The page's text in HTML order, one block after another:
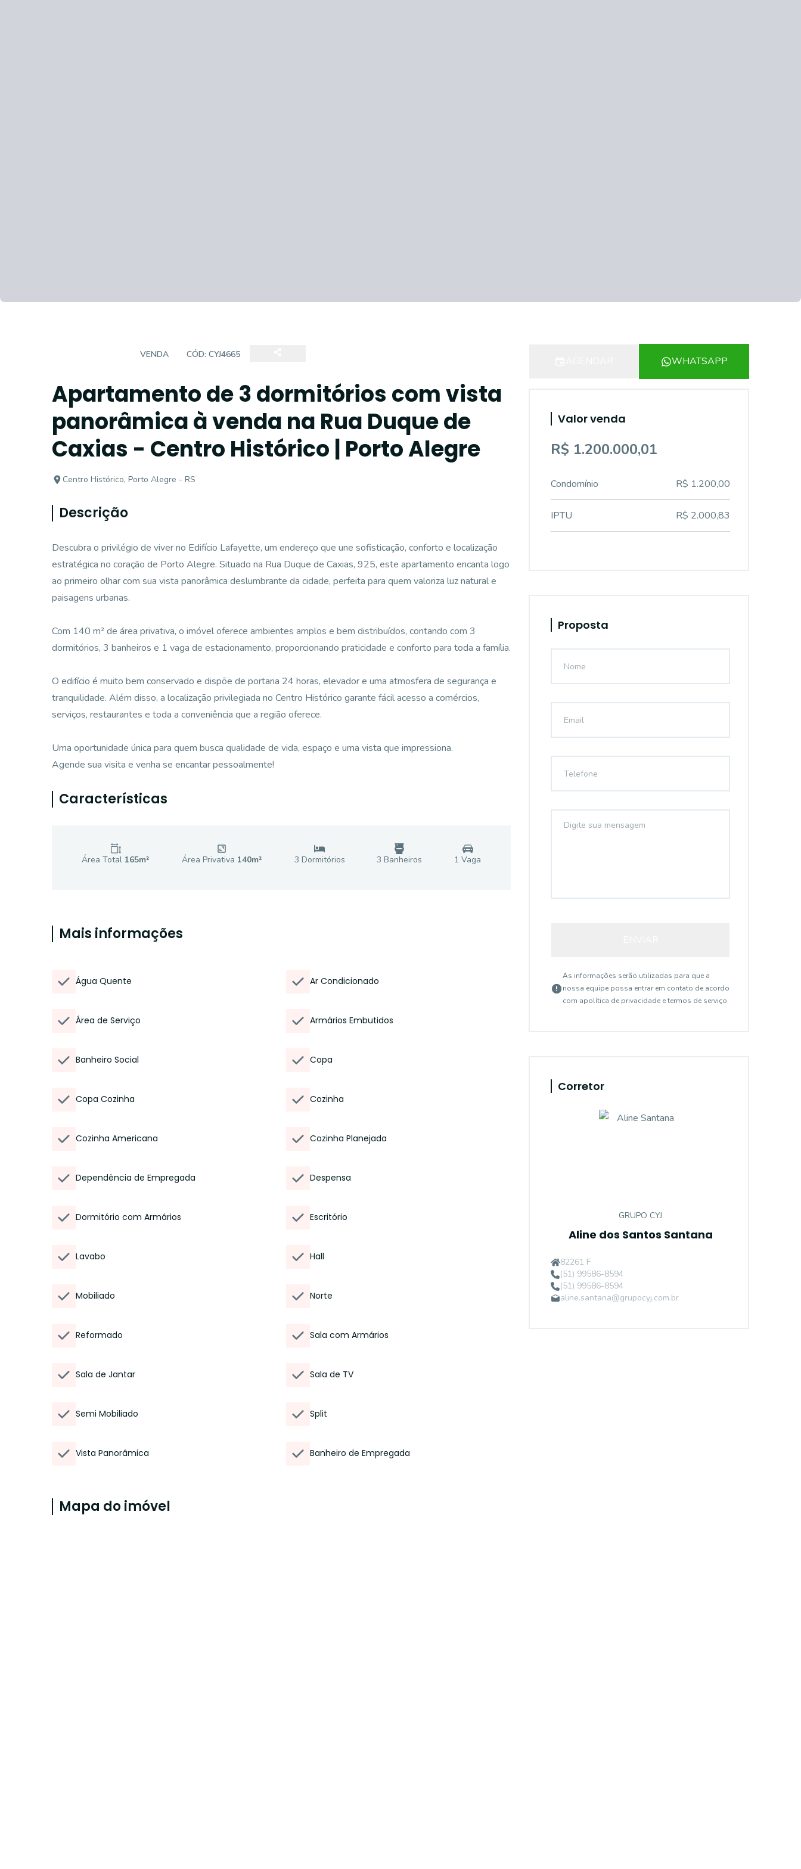
VENDA CÓD: CYJ4665
Apartamento de 3 dormitórios com vista
panorâmica à venda na Rua Duque de
Caxias - Centro Histórico | Porto Alegre
Centro Histórico, Porto Alegre - RS
Descrição
Descubra o privilégio de viver no Edifício Lafayette, um endereço que une sofisticação, conforto e localização
estratégica no coração de Porto Alegre. Situado na Rua Duque de Caxias, 925, este apartamento encanta logo
ao primeiro olhar com sua vista panorâmica deslumbrante da cidade, perfeita para quem valoriza luz natural e
paisagens urbanas.
Com 140 m² de área privativa, o imóvel oferece ambientes amplos e bem distribuídos, contando com 3
dormitórios, 3 banheiros e 1 vaga de estacionamento, proporcionando praticidade e conforto para toda a família.
O edifício é muito bem conservado e dispõe de portaria 24 horas, elevador e uma atmosfera de segurança e
tranquilidade. Além disso, a localização privilegiada no Centro Histórico garante fácil acesso a comércios,
serviços, restaurantes e toda a conveniência que a região oferece.
Uma oportunidade única para quem busca qualidade de vida, espaço e uma vista que impressiona.
Agende sua visita e venha se encantar pessoalmente!
Características
Área Total 165m² Área Privativa 140m² 3 Dormitórios 3 Banheiros 1 Vaga
Mais informações
Água Quente Ar Condicionado
Área de Serviço Armários Embutidos
Banheiro Social Copa
Copa Cozinha Cozinha
Cozinha Americana Cozinha Planejada
Dependência de Empregada Despensa
Dormitório com Armários Escritório
Lavabo Hall
Mobiliado Norte
Reformado Sala com Armários
Sala de Jantar Sala de TV
Semi Mobiliado Split
Vista Panorâmica Banheiro de Empregada
Mapa do imóvel
WHATSAPP
Valor venda
R$ 1.200.000,01
Condomínio R$ 1.200,00
IPTU R$ 2.000,83
Proposta
As informações serão utilizadas para que a
nossa equipe possa entrar em contato de acordo
com apolítica de privacidade e termos de serviço
Corretor
GRUPO CYJ
Aline dos Santos Santana
82261 F
(51) 99586-8594
(51) 99586-8594
aline.santana@grupocyj.com.br